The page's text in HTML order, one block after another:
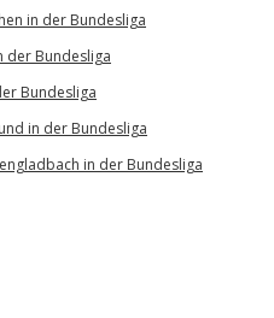
in der Bundesliga
der Bundesliga
Bundesliga
in der Bundesliga
in der Bundesliga